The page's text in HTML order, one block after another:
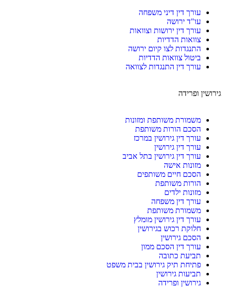
עורך דין דיני משפחה
עו"ד ירושה
עורך דין ירושות וצוואות
צוואות הדדיות
התנגדות לצו קיום ירושה
ביטול צוואות הדדיות
עורך דין התנגדות לצוואה
גירושין ופרידה
משמורת משותפת ומזונות
הסכם הורות משותפת
עורך דין גירושין במרכז
עורך דין גירושין
עורך דין גירושין בתל אביב
מזונות אישה
הסכם חיים משותפים
הורות משותפת
מזונות ילדים
עורך דין משפחה
משמורת משותפת
עורך דין גירושין מומלץ
חלוקת רכוש בגירושין
הסכם גירושין
עורך דין הסכם ממון
תביעת כתובה
פתיחת תיק גירושין בבית משפט
תביעות גירושין
גירושין ופרידה